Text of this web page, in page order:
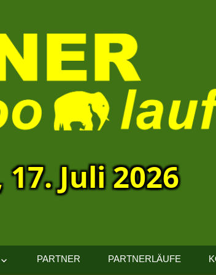
Juli 2026
PARTNER PARTNERLÄUFE